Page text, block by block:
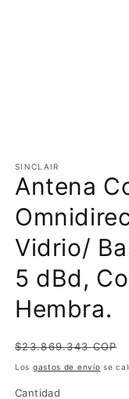
multimedia
en
ventana
modal
SINCLAIR
Antena
Vidrio/
5 dBd,
Hembra.
Precio
habitual
$23.869.343 COP
Los gastos de envío se
Cantidad